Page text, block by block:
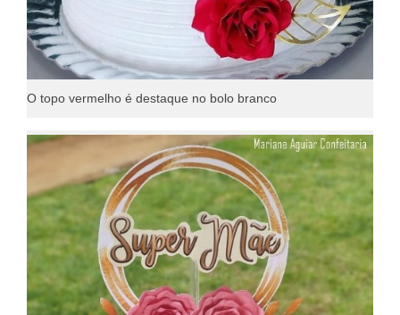
O topo vermelho é destaque no bolo branco